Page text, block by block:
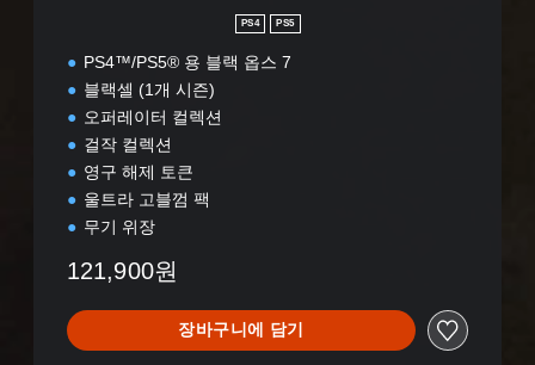
PS4 PS5
PS4™/PS5® 용 블랙 옵스 7
블랙셀 (1개 시즌)
오퍼레이터 컬렉션
걸작 컬렉션
영구 해제 토큰
울트라 고블껌 팩
무기 위장
121,900원
장바구니에 담기